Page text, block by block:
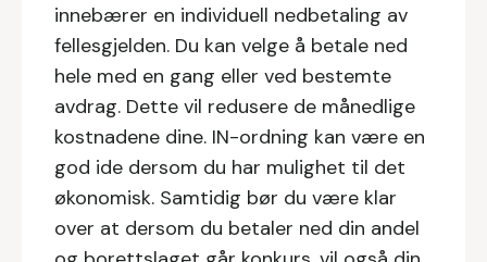
innebærer en individuell nedbetaling av
fellesgjelden. Du kan velge å betale ned
hele med en gang eller ved bestemte
avdrag. Dette vil redusere de månedlige
kostnadene dine. IN-ordning kan være en
god ide dersom du har mulighet til det
økonomisk. Samtidig bør du være klar
over at dersom du betaler ned din andel